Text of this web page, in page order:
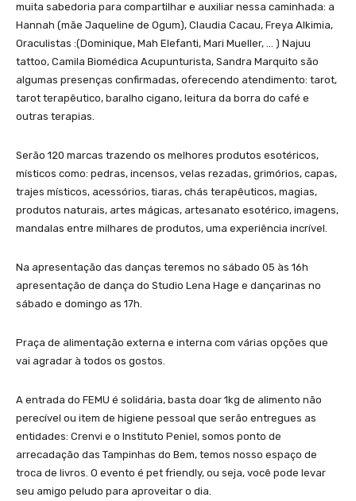
muita sabedoria para compartilhar e auxiliar nessa caminhada: a
Hannah (mãe Jaqueline de Ogum), Claudia Cacau, Freya Alkimia,
Oraculistas :(Dominique, Mah Elefanti, Mari Mueller, … ) Najuu
tattoo, Camila Biomédica Acupunturista, Sandra Marquito são
algumas presenças confirmadas, oferecendo atendimento: tarot,
tarot terapêutico, baralho cigano, leitura da borra do café e
outras terapias.
Serão 120 marcas trazendo os melhores produtos esotéricos,
místicos como: pedras, incensos, velas rezadas, grimórios, capas,
trajes místicos, acessórios, tiaras, chás terapêuticos, magias,
produtos naturais, artes mágicas, artesanato esotérico, imagens,
mandalas entre milhares de produtos, uma experiência incrível.
Na apresentação das danças teremos no sábado 05 às 16h
apresentação de dança do Studio Lena Hage e dançarinas no
sábado e domingo as 17h.
Praça de alimentação externa e interna com várias opções que
vai agradar à todos os gostos.
A entrada do FEMU é solidária, basta doar 1kg de alimento não
perecível ou item de higiene pessoal que serão entregues as
entidades: Crenvi e o Instituto Peniel, somos ponto de
arrecadação das Tampinhas do Bem, temos nosso espaço de
troca de livros. O evento é pet friendly, ou seja, você pode levar
seu amigo peludo para aproveitar o dia.